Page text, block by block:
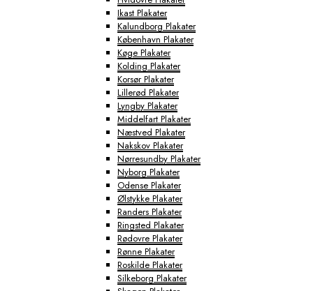
Ikast Plakater
Kalundborg Plakater
København Plakater
Køge Plakater
Kolding Plakater
Korsør Plakater
Lillerød Plakater
Lyngby Plakater
Middelfart Plakater
Næstved Plakater
Nakskov Plakater
Nørresundby Plakater
Nyborg Plakater
Odense Plakater
Ølstykke Plakater
Randers Plakater
Ringsted Plakater
Rødovre Plakater
Rønne Plakater
Roskilde Plakater
Silkeborg Plakater